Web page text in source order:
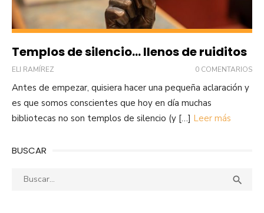
Templos de silencio… llenos de ruiditos
ELI RAMÍREZ 0 COMENTARIOS
Antes de empezar, quisiera hacer una pequeña aclaración y
es que somos conscientes que hoy en día muchas
bibliotecas no son templos de silencio (y […] Leer más
BUSCAR
Buscar: 